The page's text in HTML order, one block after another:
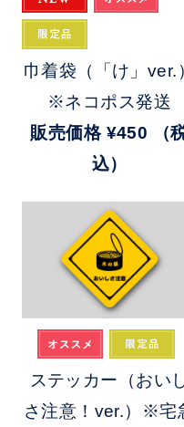
巾着袋（「け」ver.
※ネコポス発送
販売価格 ¥450
（
込）
ステッカー（おい
さ注意！ver.）※宅